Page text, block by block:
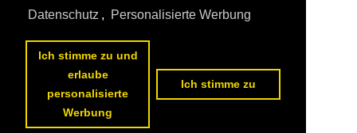
Datenschutz , Personalisierte Werbung
Ich stimme zu und
erlaube
personalisierte
Werbung
Ich stimme zu